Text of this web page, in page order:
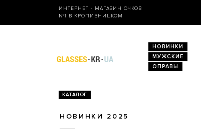
ИНТЕРНЕТ - МАГАЗИН ОЧКОВ
№1 В КРОПИВНИЦКОМ
НОВИНКИ
МУЖСКИЕ
ОПРАВЫ
КАТАЛОГ
НОВИНКИ 2025